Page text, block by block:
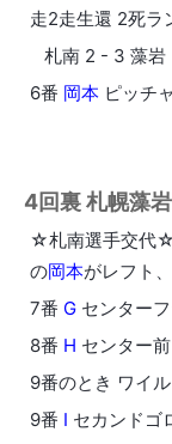
走2走生還 2死ラ
札南 2 - 3 藻岩
6番 岡本 ピッチ
4回裏 札幌藻
☆札南選手交代
の岡本がレフト
7番 G センター
8番 H センター
9番のとき ワイ
9番 I セカンドゴ